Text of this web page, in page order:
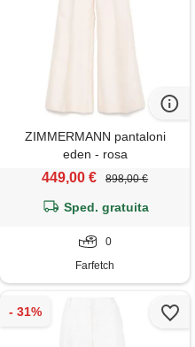
ZIMMERMANN pantaloni
eden - rosa
449,00 € 898,00 €
Sped. gratuita
0
Farfetch